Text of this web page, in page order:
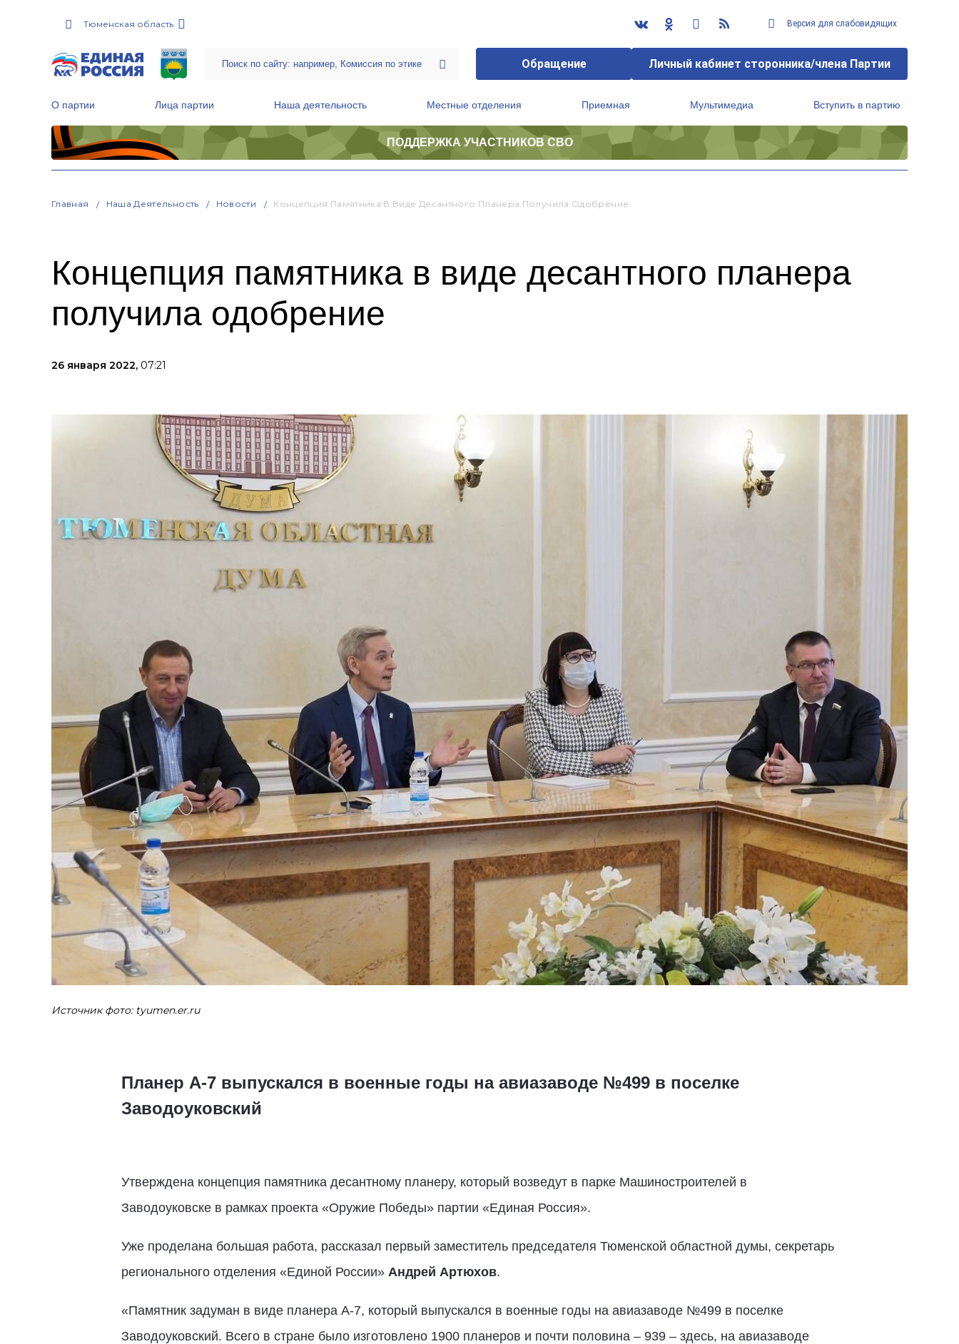
Тюменская область Версия для слабовидящих
Обращение Личный кабинет сторонника/члена Партии
О партии Лица партии Наша деятельность Местные отделения Приемная Мультимедиа Вступить в партию
ПОДДЕРЖКА УЧАСТНИКОВ СВО
Главная Наша Деятельность Новости Концепция Памятника В Виде Десантного Планера Получила Одобрение
Концепция памятника в виде десантного планера
получила одобрение
26 января 2022, 07:21
Источник фото: tyumen.er.ru
Планер А-7 выпускался в военные годы на авиазаводе №499 в поселке
Заводоуковский
Утверждена концепция памятника десантному планеру, который возведут в парке Машиностроителей в
Заводоуковске в рамках проекта «Оружие Победы» партии «Единая Россия».
Уже проделана большая работа, рассказал первый заместитель председателя Тюменской областной думы, секретарь
регионального отделения «Единой России» Андрей Артюхов.
«Памятник задуман в виде планера А-7, который выпускался в военные годы на авиазаводе №499 в поселке
Заводоуковский. Всего в стране было изготовлено 1900 планеров и почти половина – 939 – здесь, на авиазаводе